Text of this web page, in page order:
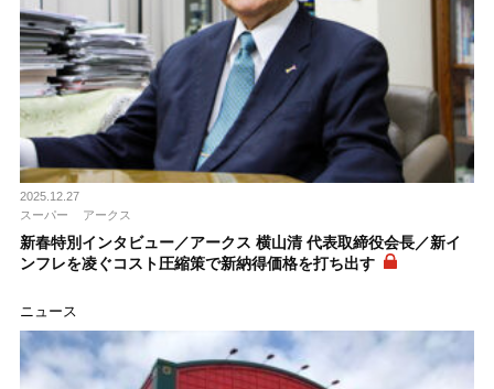
2025.12.27
スーパー
アークス
新春特別インタビュー／アークス 横山清 代表取締役会長／新イ
ンフレを凌ぐコスト圧縮策で新納得価格を打ち出す
ニュース